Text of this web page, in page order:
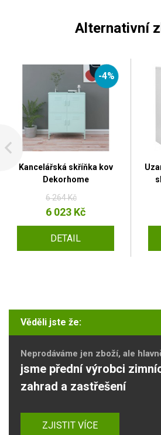
Alternativní
-4%
Kancelářská skříňka kov
Dekorhome
6 264 Kč
6 023 Kč
DETAIL
Věděli jste že:
Neprodáváme jen zboží, ale
jsme přední výrobci
zahrad a zastřešení
ZJISTIT VÍCE